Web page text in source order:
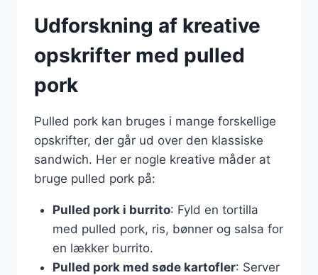
Udforskning af kreative
opskrifter med pulled
pork
Pulled pork kan bruges i mange forskellige
opskrifter, der går ud over den klassiske
sandwich. Her er nogle kreative måder at
bruge pulled pork på:
Pulled pork i burrito: Fyld en tortilla
med pulled pork, ris, bønner og salsa for
en lækker burrito.
Pulled pork med søde kartofler: Server